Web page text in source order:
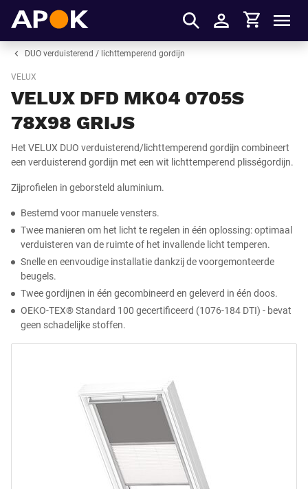
Inloggen
Winkelmandje
DUO verduisterend / lichttemperend gordijn
VELUX
VELUX DFD MK04 0705S
78X98 GRIJS
Het VELUX DUO verduisterend/lichttemperend gordijn combineert
een verduisterend gordijn met een wit lichttemperend plisségordijn.
Zijprofielen in geborsteld aluminium.
Bestemd voor manuele vensters.
Twee manieren om het licht te regelen in één oplossing: optimaal
verduisteren van de ruimte of het invallende licht temperen.
Snelle en eenvoudige installatie dankzij de voorgemonteerde
beugels.
Twee gordijnen in één gecombineerd en geleverd in één doos.
OEKO-TEX® Standard 100 gecertificeerd (1076-184 DTI) - bevat
geen schadelijke stoffen.